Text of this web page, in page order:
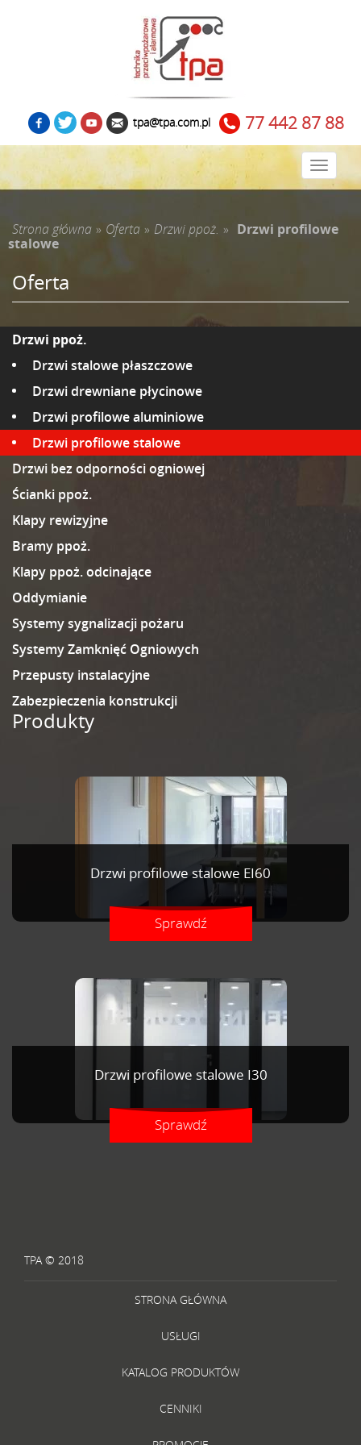
tpa@tpa.com.pl 77 442 87 88
Zwiń
menu
Strona główna » Oferta » Drzwi ppoż. » Drzwi profilowe
stalowe
Oferta
Drzwi ppoż.
Drzwi stalowe płaszczowe
Drzwi drewniane płycinowe
Drzwi profilowe aluminiowe
Drzwi profilowe stalowe
Drzwi bez odporności ogniowej
Ścianki ppoż.
Klapy rewizyjne
Bramy ppoż.
Klapy ppoż. odcinające
Oddymianie
Systemy sygnalizacji pożaru
Systemy Zamknięć Ogniowych
Przepusty instalacyjne
Zabezpieczenia konstrukcji
Produkty
Drzwi profilowe stalowe EI60
Sprawdź
Drzwi profilowe stalowe I30
Sprawdź
TPA © 2018
STRONA GŁÓWNA
USŁUGI
KATALOG PRODUKTÓW
CENNIKI